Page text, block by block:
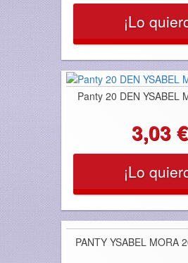
¡Lo
Panty 20 DEN YSABEL
3,03 €
¡Lo
PANTY YSABEL MORA